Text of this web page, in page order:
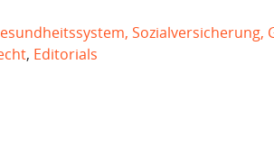
Sozialversicherung,
, Editorials